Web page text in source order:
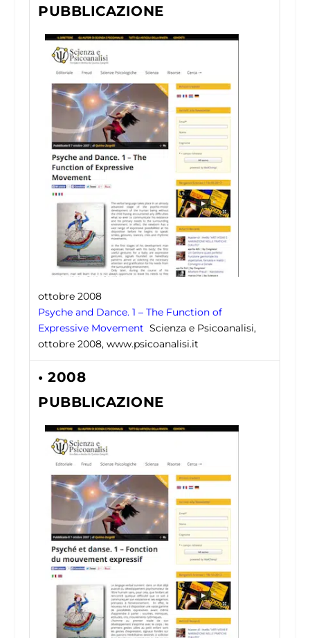
PUBBLICAZIONE
ottobre 2008
Psyche and Dance. 1 – The Function of
Expressive Movement Scienza e Psicoanalisi,
ottobre 2008, www.psicoanalisi.it
• 2008
PUBBLICAZIONE